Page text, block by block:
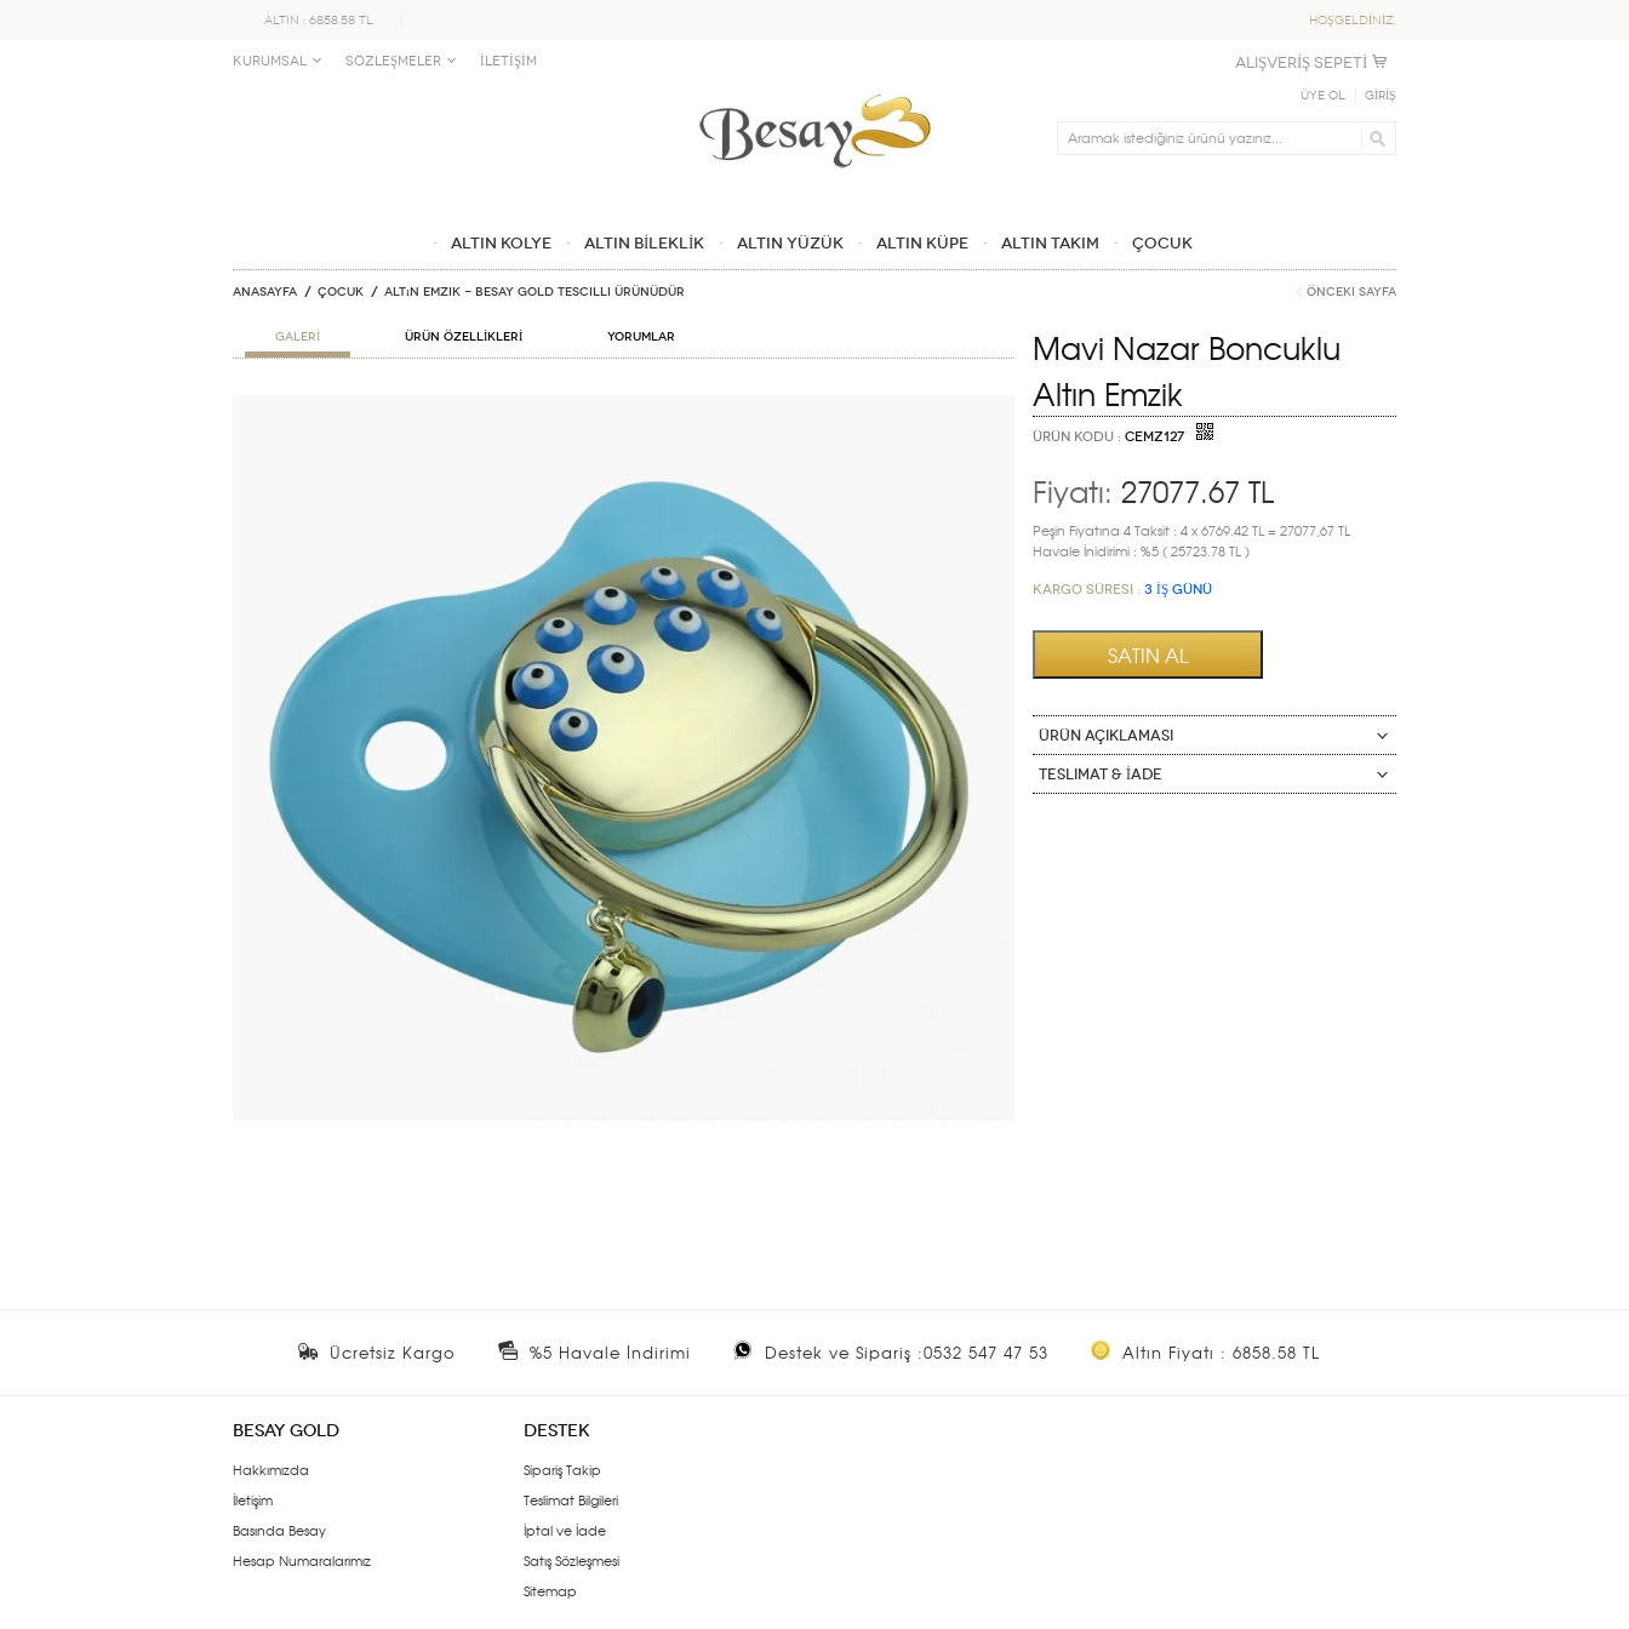
ALTIN : 6858.58 TL HOŞGELDİNİZ,
KURUMSAL SÖZLEŞMELER İLETİŞİM ALIŞVERİŞ SEPETİ
Üye Ol GİRİŞ
Ara
ALTIN KOLYE ALTIN BİLEKLİK ALTIN YÜZÜK ALTIN KÜPE ALTIN TAKIM ÇOCUK
Anasayfa ÇOCUK Altın Emzik - Besay Gold tescilli ürünüdür Önceki Sayfa
GALERİ ÜRÜN ÖZELLİKLERİ Yorumlar
Mavi Nazar Boncuklu
Altın Emzik
ÜRÜN KODU : CEMZ127
Fiyatı: 27077.67 TL
Peşin Fiyatına 4 Taksit : 4 x 6769.42 TL = 27077,67 TL
Havale İnidirimi : %5 ( 25723.78 TL )
Kargo Süresi : 3 İŞ GÜNÜ
ÜRÜN AÇIKLAMASI
Teslimat & İade
Ücretsiz Kargo %5 Havale İndirimi Destek ve Sipariş :0532 547 47 53 Altın Fiyatı : 6858.58 TL
BESAY GOLD
Hakkımızda
İletişim
Basında Besay
Hesap Numaralarımız
DESTEK
Sipariş Takip
Teslimat Bilgileri
İptal ve İade
Satış Sözleşmesi
Sitemap